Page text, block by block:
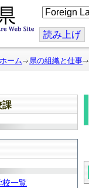
こ
の
ジ
を
翻
読み上げ
ホーム 県の組織と仕事
課
校一覧